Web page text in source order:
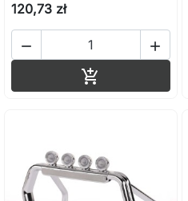
120,73 zł
 
